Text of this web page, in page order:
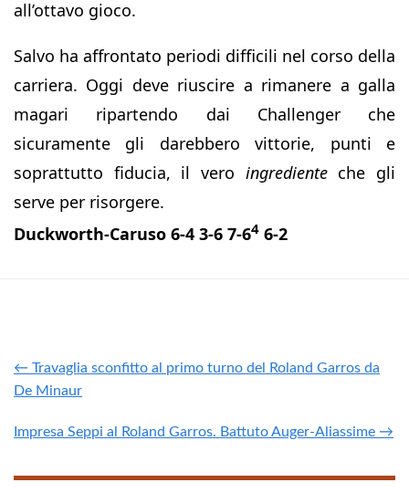
all’ottavo gioco.
Salvo ha affrontato periodi difficili nel corso della
carriera. Oggi deve riuscire a rimanere a galla
magari ripartendo dai Challenger che
sicuramente gli darebbero vittorie, punti e
soprattutto fiducia, il vero ingredienteche gli
serve per risorgere.
Duckworth-Caruso 6-4 3-6 7-64 6-2
← Travaglia sconfitto al primo turno del Roland Garros da
De Minaur
Impresa Seppi al Roland Garros. Battuto Auger-Aliassime →